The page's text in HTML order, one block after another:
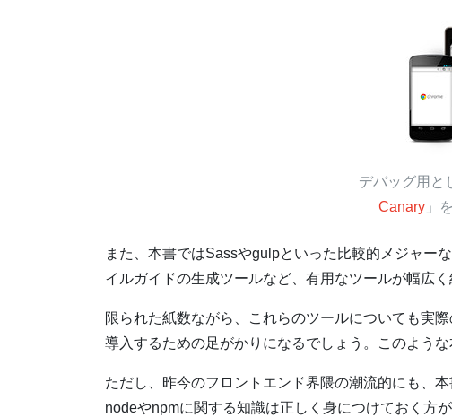
デバッグ用と
Canary 」
また、本書ではSassやgulpといった比較的メジャー
イルガイドの生成ツールなど、有用なツールが幅広く
限られた紙数ながら、これらのツールについても実
導入するための足がかりになるでしょう。このよう
ただし、昨今のフロントエンド界隈の潮流的にも、
nodeやnpmに関する知識は正しく身につけておく方